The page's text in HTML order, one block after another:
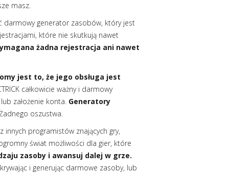
masz.
darmowy generator zasobów, który jest
które nie skutkują nawet
żadna rejestracja ani nawet
jest to, że jego obsługa jest
całkowicie ważny i darmowy
założenie konta. Generatory
oszustwa.
innych programistów znających gry,
świat możliwości dla gier, które
zasoby i awansuj dalej w grze.
i generując darmowe zasoby, lub